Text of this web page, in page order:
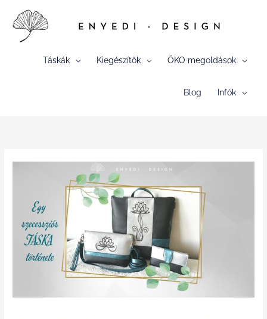
Táskák Kiegészítők ÖKO megoldások
Blog Infók